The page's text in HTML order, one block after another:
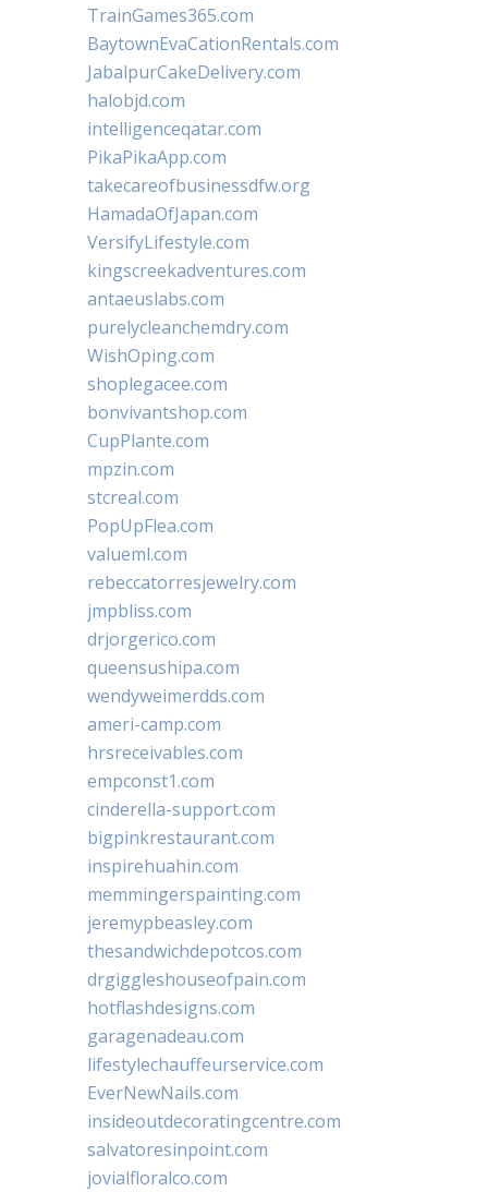
TrainGames365.com
BaytownEvaCationRentals.com
JabalpurCakeDelivery.com
halobjd.com
intelligenceqatar.com
PikaPikaApp.com
takecareofbusinessdfw.org
HamadaOfJapan.com
VersifyLifestyle.com
kingscreekadventures.com
antaeuslabs.com
purelycleanchemdry.com
WishOping.com
shoplegacee.com
bonvivantshop.com
CupPlante.com
mpzin.com
stcreal.com
PopUpFlea.com
valueml.com
rebeccatorresjewelry.com
jmpbliss.com
drjorgerico.com
queensushipa.com
wendyweimerdds.com
ameri-camp.com
hrsreceivables.com
empconst1.com
cinderella-support.com
bigpinkrestaurant.com
inspirehuahin.com
memmingerspainting.com
jeremypbeasley.com
thesandwichdepotcos.com
drgiggleshouseofpain.com
hotflashdesigns.com
garagenadeau.com
lifestylechauffeurservice.com
EverNewNails.com
insideoutdecoratingcentre.com
salvatoresinpoint.com
jovialfloralco.com